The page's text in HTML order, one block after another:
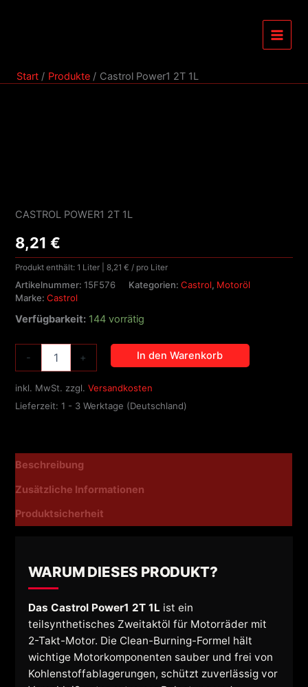
Start Produkte Castrol Power1 2T 1L
CASTROL POWER1 2T 1L
8,21€
Produkt enthält: 1 Liter |8,21€ / pro Liter
Artikelnummer:15F576 Kategorien:Castrol, Motoröl
Marke:Castrol
Verfügbarkeit: 144 vorrätig
- + In den Warenkorb
inkl. MwSt. zzgl.Versandkosten
Lieferzeit:1 - 3 Werktage (Deutschland)
Beschreibung
Zusätzliche Informationen
Produktsicherheit
WARUM DIESES PRODUKT?
Das Castrol Power1 2T 1L ist ein
teilsynthetisches Zweitaktöl für Motorräder mit
2-Takt-Motor. Die Clean-Burning-Formel hält
wichtige Motorkomponenten sauber und frei von
Kohlenstoffablagerungen, schützt zuverlässig vor